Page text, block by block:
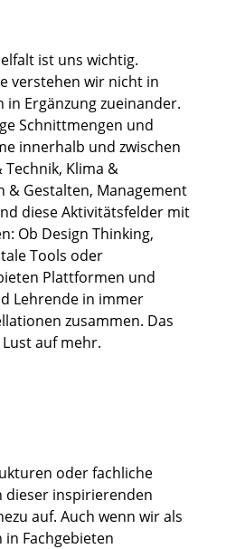
ist uns wichtig.
verstehen wir nicht in
Ergänzung zueinander.
Schnittmengen und
innerhalb und zwischen
Klima &
& Gestalten, Management
diese Aktivitätsfelder mit
Ob Design Thinking,
Tools oder
Plattformen und
Lehrende in immer
zusammen. Das
auf mehr.
oder fachliche
dieser inspirierenden
auf. Auch wenn wir als
Fachgebieten